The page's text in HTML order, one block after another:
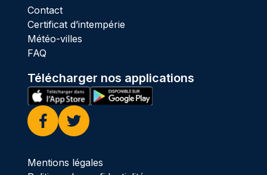
Contact
Certificat d’intempérie
Météo-villes
FAQ
Télécharger nos applications
Facebook
Twitter
Mentions légales